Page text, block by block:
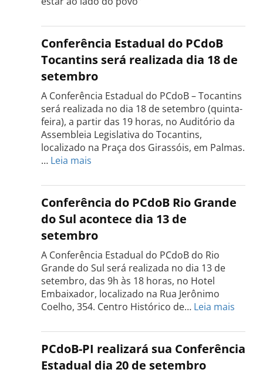
Conferência Estadual do PCdoB
Tocantins será realizada dia 18 de
setembro
A Conferência Estadual do PCdoB – Tocantins
será realizada no dia 18 de setembro (quinta-
feira), a partir das 19 horas, no Auditório da
Assembleia Legislativa do Tocantins,
localizado na Praça dos Girassóis, em Palmas.
… Leia mais
Estadual
do
PCdoB
Tocantins
será
realizada
dia
18
de
setembro
Conferência do PCdoB Rio Grande
do Sul acontece dia 13 de
setembro
A Conferência Estadual do PCdoB do Rio
Grande do Sul será realizada no dia 13 de
setembro, das 9h às 18 horas, no Hotel
Embaixador, localizado na Rua Jerônimo
Coelho, 354. Centro Histórico de… Leia mais
do
PCdoB
Rio
PCdoB-PI realizará sua Conferência
Estadual dia 20 de setembro